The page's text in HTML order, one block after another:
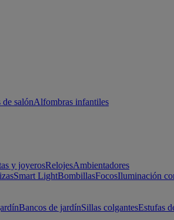
salónAlfombras infantiles
y joyerosRelojesAmbientadores
Smart LightBombillasFocosIluminación
Bancos de jardínSillas colgantesEstufas